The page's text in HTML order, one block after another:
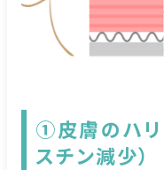
①皮膚のハリ
スチン減少）